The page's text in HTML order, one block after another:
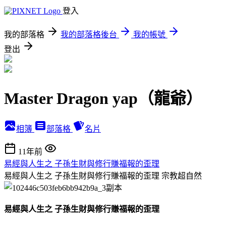
登入
我的部落格 我的部落格後台
我的帳號
登出
Master Dragon yap（龍爺）
相簿 部落格 名片
11年前
易經與人生之 子孫生財與修行賺福報的歪理
易經與人生之 子孫生財與修行賺福報的歪理 宗教超自然
易經與人生之 子孫生財與修行賺福報的歪理